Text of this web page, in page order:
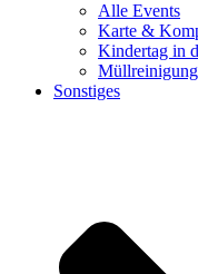
Alle Events
Karte &
Kindertag in
Sonstiges